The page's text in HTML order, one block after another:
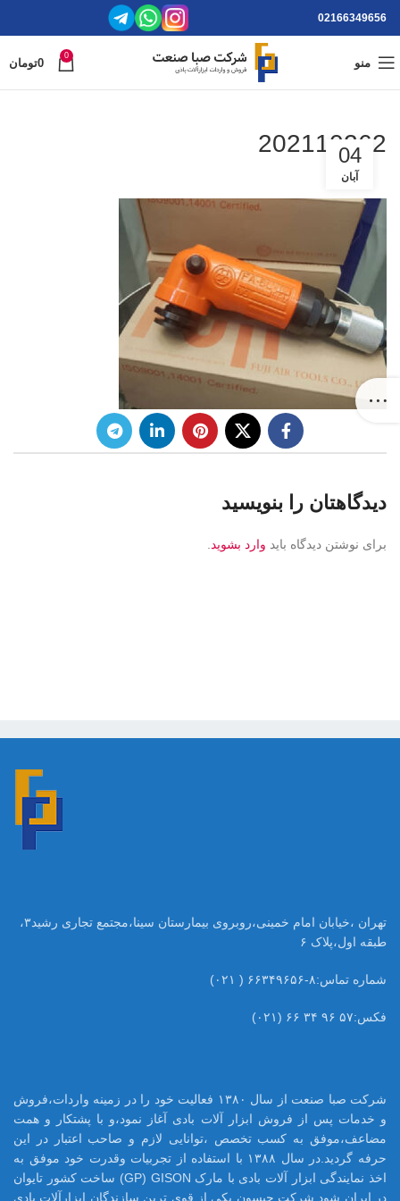
02166349656
منو
0
0تومان
202110262
04
آبان
دیدگاهتان را بنویسید
برای نوشتن دیدگاه باید وارد بشوید
تهران ،خیابان امام خمینی،روبروی بیمارستان سینا،مجتمع تجاری رشید۳،
طبقه اول،پلاک ۶
شماره تماس:۸-۶۶۳۴۹۶۵۶ ( ۰۲۱)
فکس:۵۷ ۹۶ ۳۴ ۶۶ (۰۲۱)
شرکت صبا صنعت از سال ۱۳۸۰ فعالیت خود را در زمینه واردات،فروش
و خدمات پس از فروش ابزار آلات بادی آغاز نمود،و با پشتکار و همت
مضاعف،موفق به کسب تخصص ،توانایی لازم و صاحب اعتبار در این
حرفه گردید.در سال ۱۳۸۸ با استفاده از تجربیات وقدرت خود موفق به
اخذ نمایندگی ابزار آلات بادی با مارک GP) GISON) ساخت کشور تایوان
در ایران شود.شرکت جیسون یکی از قوی ترین سازندگان ابزارآلات بادی